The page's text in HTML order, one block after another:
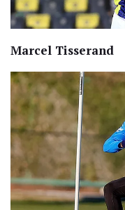
Marcel Tisserand